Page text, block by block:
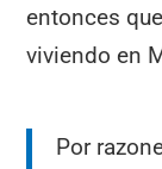
entonces
viviendo en
Por